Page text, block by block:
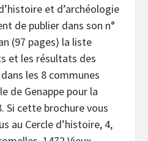
et d’archéologie
de publier dans son n°
(97 pages) la liste
et les résultats des
les 8 communes
de Genappe pour la
Si cette brochure vous
au Cercle d’histoire, 4,